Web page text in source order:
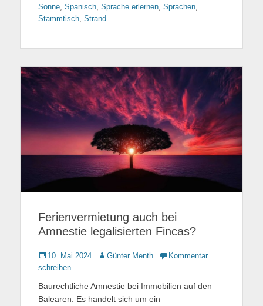
Sonne Spanisch Sprache erlernen Sprachen
Stammtisch Strand
Ferienvermietung auch bei
Amnestie legalisierten Fincas?
Gepostet
am
10. Mai 2024 AutorGünter Menth
Kommentar
schreiben
Baurechtliche Amnestie bei Immobilien auf den
Balearen: Es handelt sich um ein